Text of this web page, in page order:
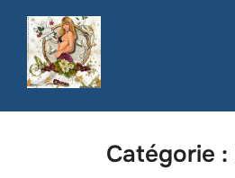
Aller
contenu
Catégorie :